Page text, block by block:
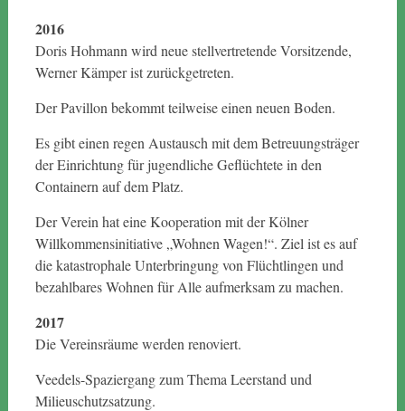
2016
Doris Hohmann wird neue stellvertretende Vorsitzende,
Werner Kämper ist zurückgetreten.
Der Pavillon bekommt teilweise einen neuen Boden.
Es gibt einen regen Austausch mit dem Betreuungsträger
der Einrichtung für jugendliche Geflüchtete in den
Containern auf dem Platz.
Der Verein hat eine Kooperation mit der Kölner
Willkommensinitiative „Wohnen Wagen!“. Ziel ist es auf
die katastrophale Unterbringung von Flüchtlingen und
bezahlbares Wohnen für Alle aufmerksam zu machen.
2017
Die Vereinsräume werden renoviert.
Veedels-Spaziergang zum Thema Leerstand und
Milieuschutzsatzung.